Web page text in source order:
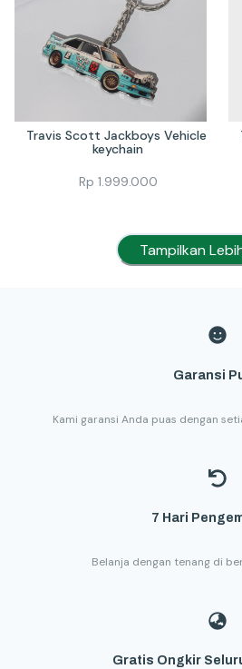
Travis Scott Jackboys Vehicle
keychain
Rp 1.999.000
Tampilkan
Garansi
Kami garansi Anda puas dengan
7 Hari
Belanja dengan tenang di
Gratis Ongkir